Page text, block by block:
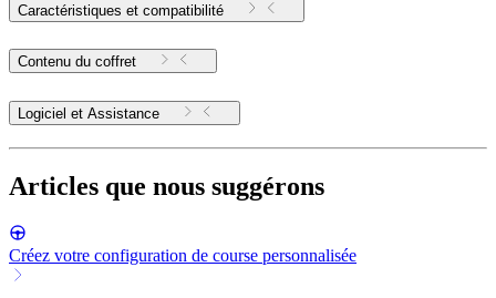
Caractéristiques et compatibilité
Contenu du coffret
Logiciel et Assistance
Articles que nous suggérons
Créez votre configuration de course personnalisée